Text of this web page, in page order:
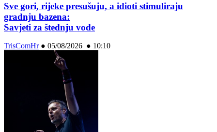
Sve gori, rijeke presušuju, a idioti stimuliraju
gradnju bazena:
Savjeti za štednju vode
TrisComHr● 05/08/2026 ● 10:10